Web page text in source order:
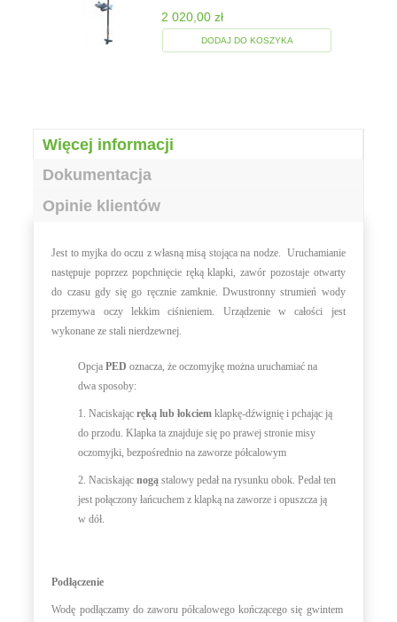
2 020,00 zł
DODAJ DO KOSZYKA
Więcej informacji
Dokumentacja
Opinie klientów
Jest to myjka do oczu z własną misą stojąca na nodze. Uruchamianie
następuje poprzez popchnięcie ręką klapki, zawór pozostaje otwarty
do czasu gdy się go ręcznie zamknie. Dwustronny strumień wody
przemywa oczy lekkim ciśnieniem. Urządzenie w całości jest
wykonane ze stali nierdzewnej.
OpcjaPED oznacza, że oczomyjkę można uruchamiać na
dwa sposoby:
1. Naciskającręką lub łokciem klapkę-dźwignię i pchając ją
do przodu. Klapka ta znajduje się po prawej stronie misy
oczomyjki, bezpośrednio na zaworze półcalowym
2. Naciskającnogą stalowy pedał na rysunku obok. Pedał ten
jest połączony łańcuchem z klapką na zaworze i opuszcza ją
w dół.
Podłączenie
Wodę podłączamy do zaworu półcalowego kończącego się gwintem